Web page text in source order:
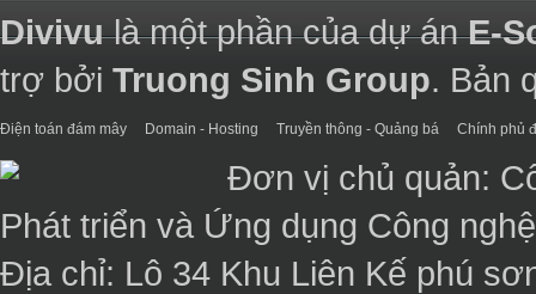
Divivulà một phần của dự ánE-
trợ bởi Truong Sinh Group. Bản
Điện toán đám mây Domain - Hosting Truyền thông - Quảng bá Chính phủ
Đơn vị chủ quản:
Phát triển và Ứng dụng Công
Địa chỉ: Lô 34 Khu Liên Kế phú